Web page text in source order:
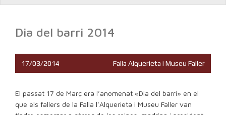
Dia del barri 2014
17/03/2014 Falla Alquerieta i Museu Faller
El passat 17 de Març era l’anomenat «Dia del barri» en el
que els fallers de la Falla l’Alquerieta i Museu Faller van